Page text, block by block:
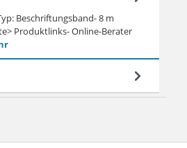
Beschriftungsband- 8 m
Produktlinks- Online-Berater